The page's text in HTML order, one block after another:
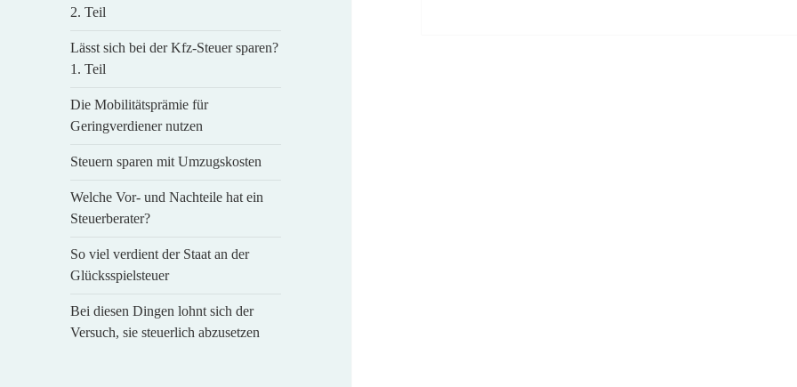
2. Teil
Lässt sich bei der Kfz-Steuer sparen?
1. Teil
Die Mobilitätsprämie für
Geringverdiener nutzen
Steuern sparen mit Umzugskosten
Welche Vor- und Nachteile hat ein
Steuerberater?
So viel verdient der Staat an der
Glücksspielsteuer
Bei diesen Dingen lohnt sich der
Versuch, sie steuerlich abzusetzen